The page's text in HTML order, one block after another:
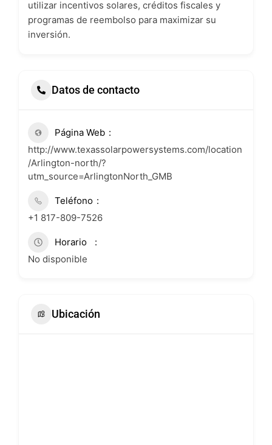
utilizar incentivos solares, créditos fiscales y
programas de reembolso para maximizar su
inversión.
Datos de contacto
Página Web
http://www.texassolarpowersystems.com/location
/Arlington-north/?
utm_source=ArlingtonNorth_GMB
Teléfono
+1 817-809-7526
Horario
No disponible
Ubicación